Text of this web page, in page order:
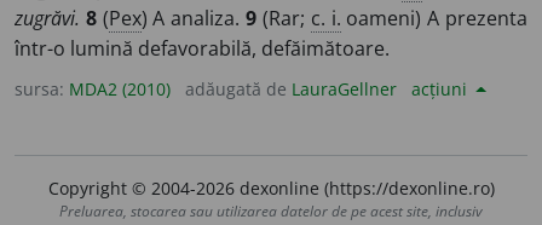
zugrăvi. 8(Pex) A analiza.9 (Rar; c. i. oameni) A prezenta
într-o lumină defavorabilă, defăimătoare.
sursa: MDA2 (2010) adăugată de LauraGellner acțiuni
Copyright © 2004-2026 dexonline (https://dexonline.ro)
Preluarea, stocarea sau utilizarea datelor de pe acest site, inclusiv